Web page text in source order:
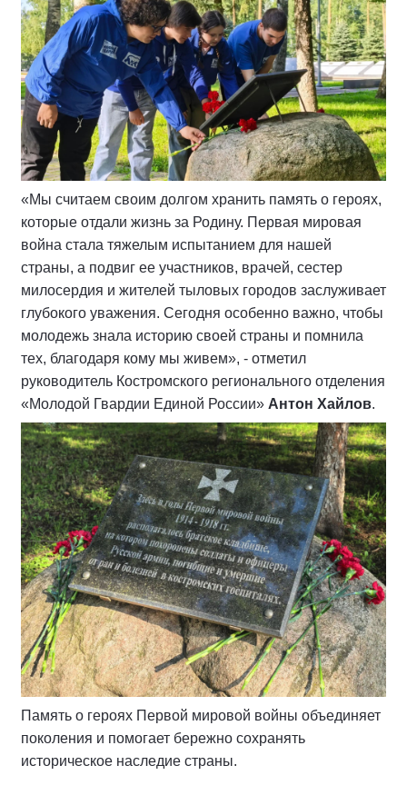
«Мы считаем своим долгом хранить память о героях,
которые отдали жизнь за Родину. Первая мировая
война стала тяжелым испытанием для нашей
страны, а подвиг ее участников, врачей, сестер
милосердия и жителей тыловых городов заслуживает
глубокого уважения. Сегодня особенно важно, чтобы
молодежь знала историю своей страны и помнила
тех, благодаря кому мы живем», - отметил
руководитель Костромского регионального отделения
«Молодой Гвардии Единой России» Антон Хайлов.
Память о героях Первой мировой войны объединяет
поколения и помогает бережно сохранять
историческое наследие страны.